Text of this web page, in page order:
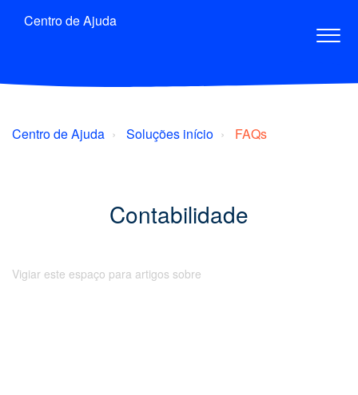
Centro de Ajuda
Centro de Ajuda Soluções início FAQs
Contabilidade
Vigiar este espaço para artigos sobre